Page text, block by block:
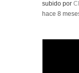
subido por
-hace 8